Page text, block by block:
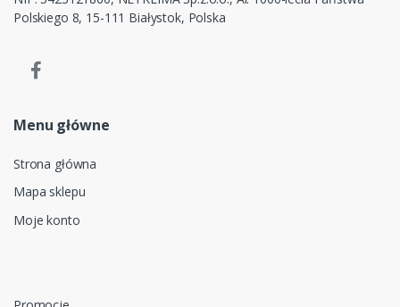
Polskiego 8, 15-111 Białystok, Polska
Menu główne
Strona główna
Mapa sklepu
Moje konto